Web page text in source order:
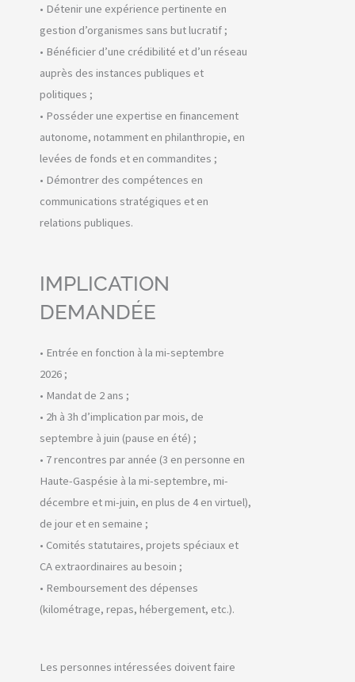
• Détenir une expérience pertinente en
gestion d’organismes sans but lucratif ;
• Bénéficier d’une crédibilité et d’un réseau
auprès des instances publiques et
politiques ;
• Posséder une expertise en financement
autonome, notamment en philanthropie, en
levées de fonds et en commandites ;
• Démontrer des compétences en
communications stratégiques et en
relations publiques.
IMPLICATION
DEMANDÉE
• Entrée en fonction à la mi-septembre
2026 ;
• Mandat de 2 ans ;
• 2h à 3h d’implication par mois, de
septembre à juin (pause en été) ;
• 7 rencontres par année (3 en personne en
Haute-Gaspésie à la mi-septembre, mi-
décembre et mi-juin, en plus de 4 en virtuel),
de jour et en semaine ;
• Comités statutaires, projets spéciaux et
CA extraordinaires au besoin ;
• Remboursement des dépenses
(kilométrage, repas, hébergement, etc.).
Les personnes intéressées doivent faire